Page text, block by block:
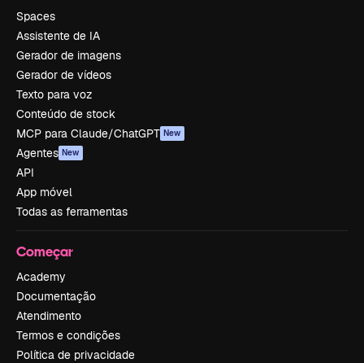
Spaces
Assistente de IA
Gerador de imagens
Gerador de vídeos
Texto para voz
Conteúdo de stock
MCP para Claude/ChatGPT New
Agentes New
API
App móvel
Todas as ferramentas
Começar
Academy
Documentação
Atendimento
Termos e condições
Política de privacidade